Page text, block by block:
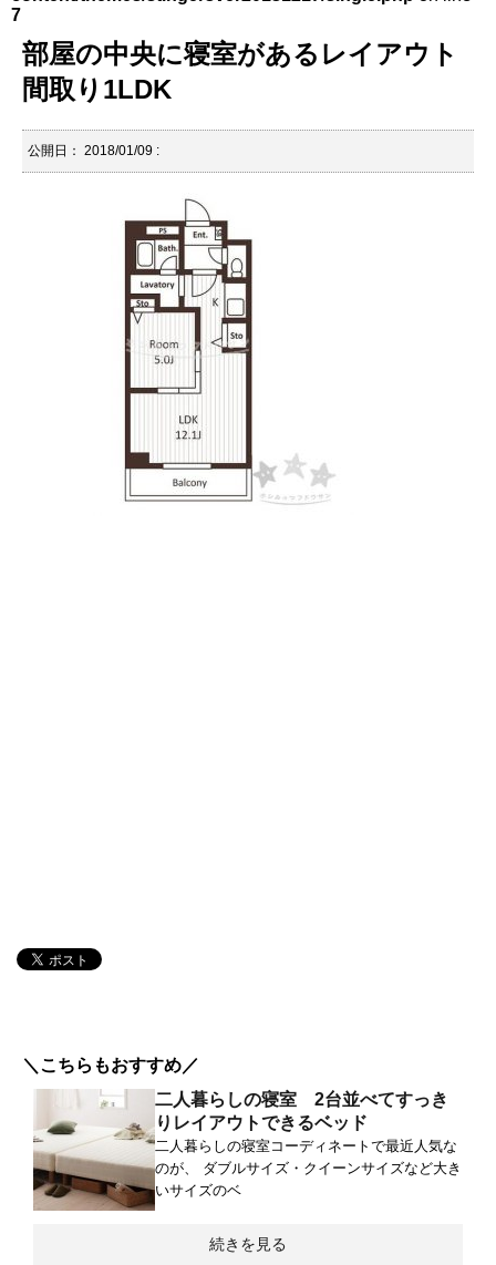
7
部屋の中央に寝室があるレイアウト
間取り1LDK
公開日： 2018/01/09 :
＼こちらもおすすめ／
二人暮らしの寝室 2台並べてすっき
りレイアウトできるベッド
二人暮らしの寝室コーディネートで最近人気な
のが、 ダブルサイズ・クイーンサイズなど大き
いサイズのベ
続きを見る